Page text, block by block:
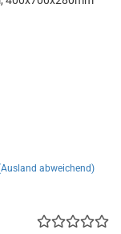
abweichend)